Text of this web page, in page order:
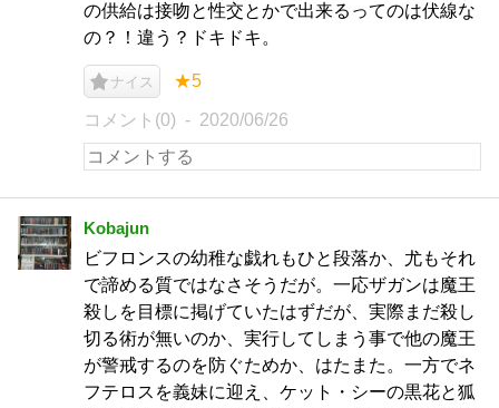
の供給は接吻と性交とかで出来るってのは伏線な
の？！違う？ドキドキ。
ナイス ★5
コメント(0) 2020/06/26
Kobajun
ビフロンスの幼稚な戯れもひと段落か、尤もそれ
で諦める質ではなさそうだが。一応ザガンは魔王
殺しを目標に掲げていたはずだが、実際まだ殺し
切る術が無いのか、実行してしまう事で他の魔王
が警戒するのを防ぐためか、はたまた。一方でネ
フテロスを義妹に迎え、ケット・シーの黒花と狐